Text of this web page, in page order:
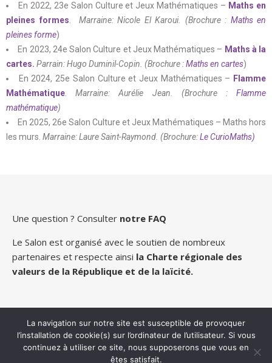
En 2022, 23e Salon Culture et Jeux Mathématiques – Maths en
pleines formes
Marraine: Nicole El Karoui. (Brochure : Maths en
pleines forme)
En 2023, 24e Salon Culture et Jeux Mathématiques – Maths à la
cartes. Parrain: Hugo Duminil-Copin. (Brochure :Maths en cartes)
En 2024, 25e Salon Culture et Jeux Mathématiques – Flamme
Mathématique
Marraine: Aurélie Jean. (Brochure :Flamme
mathématique)
En 2025, 26e Salon Culture et Jeux Mathématiques – Maths hors
les murs. Marraine: Laure Saint-Raymond. (Brochure:Le CurioMaths)
Une question ? Consulter notre FAQ
Le Salon est organisé avec le soutien de nombreux
partenaires et respecte ainsi la Charte régionale des
valeurs de la République et de la laïcité.
2026 Salon Culture et Jeux Mathématiques ©.
La navigation sur notre site est susceptible de provoquer
l’installation de cookie(s) sur l’ordinateur de l’utilisateur. Si vous
continuez à utiliser ce site, nous supposerons que vous en
êtes satisfait.